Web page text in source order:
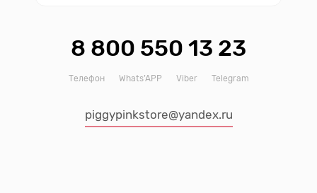
8 800 550 13 23
Телефон Whats’APP Viber Telegram
piggypinkstore@yandex.ru